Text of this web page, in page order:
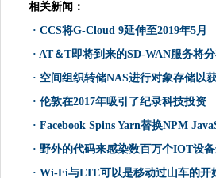
相关新闻：
· CCS将G-Cloud 9延伸至2019年5月
· AT＆T即将到来的SD-WAN服务将
· 空间组织转储NAS进行对象存储以
· 伦敦在2017年吸引了纪录科技投资
· Facebook Spins Yarn替换NPM
· 野外的代码来感染数百万个IOT设
· Wi-Fi与LTE可以是移动过山车的开